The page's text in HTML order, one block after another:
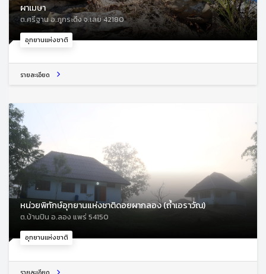
อุทยานแห่งชาติ
ผาเมษา
ต.ศรีฐาน อ.ภูกระดึง จ.เลย 42180
รายละเอียด
อุทยานแห่งชาติ
หน่วยพิทักษ์อุทยานแห่งชาติดอยผากลอง (ถ้ำเอราวัณ)
ต.บ้านปิน อ.ลอง แพร่ 54150